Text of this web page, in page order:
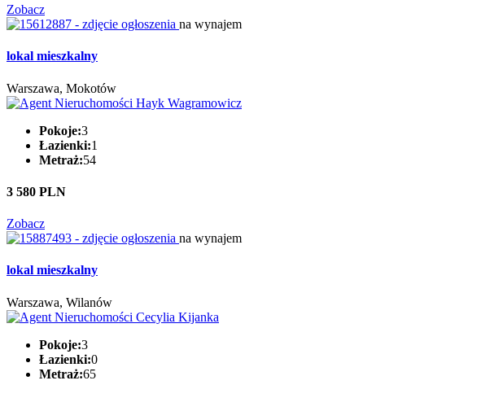
Zobacz
na wynajem
lokal mieszkalny
Warszawa, Mokotów
Pokoje:3
Łazienki:1
Metraż:54
3 580 PLN
Zobacz
na wynajem
lokal mieszkalny
Warszawa, Wilanów
Pokoje:3
Łazienki:0
Metraż:65